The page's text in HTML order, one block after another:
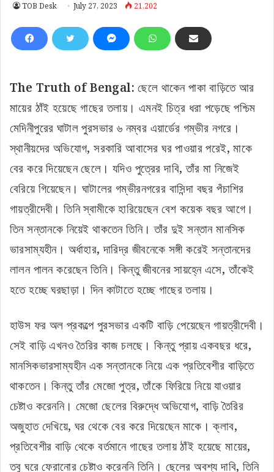
TOB Desk July 27, 2023 21,202
The Truth of Bengal:ছেলে থাকেন পাকা বাড়িতে আর
মায়ের ঠাঁই হয়েছে গাছের তলায়। এমনই চিত্র ধরা পড়েছে পশ্চিম
মেদিনীপুরের ঘাটাল পুরসভার ৬ নম্বর এয়ার্ডের গম্ভীর নগরে।
স্থানীয়দের অভিযোগ, সরকারি আবাসের ঘর পাওয়ার পরেই, মাকে
বের করে দিয়েছেন ছেলে। যদিও পুত্রের দাবি, তাঁর মা নিজেই
বেরিয়ে গিয়েছেন। ঘাটালের গম্ভীরনগরের বাসিন্দা বছর পঁচাশির
গায়ত্রীদেবী। তিনি স্বামীকে হারিয়েছেন বেশ কয়েক বছর আগে।
তিন সন্তানকে নিয়েই থাকতেন তিনি। তাঁর দুই সন্তান মানসিক
ভারসাম্যহীন। অর্ধাহার, দারিদ্র জীবনেকে সঙ্গী করেই সন্তানদের
লালন পালন করেছেন তিনি। কিন্তু জীবনের সায়হ্নে এসে, তাঁকেই
হতে হচ্ছে ঘরছাড়া। দিন কাটাতে হচ্ছে গাছের তলায়।
হাউস ফর অল প্রকল্পে পুরসভার একটি বাড়ি পেয়েছেন গায়ত্রীদেবী।
সেই বাড়ি এখনও তৈরির কাজ চলছে। কিন্তু প্রায় একবছর ধরে,
মানসিকভারসাম্যহীন এক সন্তানকে নিয়ে এক প্রতিবেশীর বাড়িতে
থাকতেন। কিন্তু তাঁর মেজো পুত্র, তাঁকে ফিরিয়ে নিয়ে যাওয়ার
চেষ্টাও করেননি। মেজো ছেলের বিরুদ্ধে অভিযোগ, বাড়ি তৈরির
অজুহাত দেখিয়ে, ঘর থেকে বের করে দিয়েছেন মাকে। ক্লাব,
প্রতিবেশীর বাড়ি থেকে বর্তমানে গাছের তলায় ঠাঁই হয়েছে মায়ের,
তবু ঘরে ফেরানোর চেষ্টাও করেননি তিনি। ছেলের অবশ্য দাবি, তিনি